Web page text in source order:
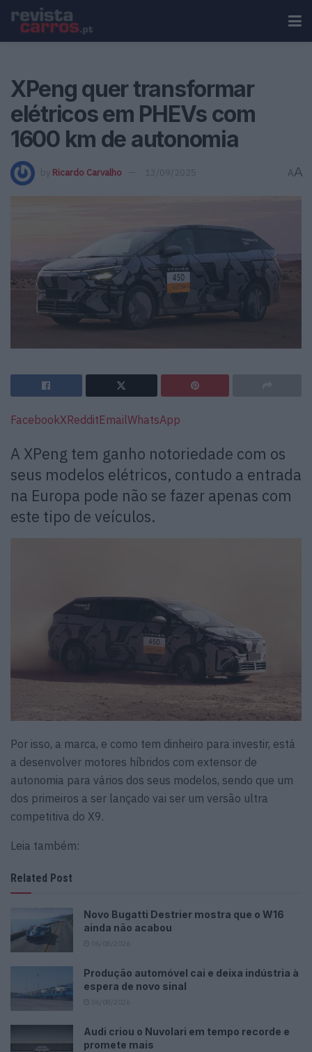
XPeng quer transformar
elétricos em PHEVs com
1600 km de autonomia
by Ricardo Carvalho 13/09/2025 AA
FacebookXRedditEmailWhatsApp
A XPeng tem ganho notoriedade com os
seus modelos elétricos, contudo a entrada
na Europa pode não se fazer apenas com
este tipo de veículos.
Por isso, a marca, e como tem dinheiro para investir, está
a desenvolver motores híbridos com extensor de
autonomia para vários dos seus modelos, sendo que um
dos primeiros a ser lançado vai ser um versão ultra
competitiva do X9.
Leia também:
Related Post
Novo Bugatti Destrier mostra que o W16
ainda não acabou
Produção automóvel cai e deixa indústria à
espera de novo sinal
Audi criou o Nuvolari em tempo recorde e
promete mais